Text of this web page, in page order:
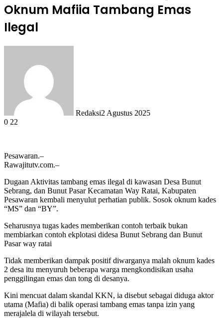
Oknum Mafiia Tambang Emas
Ilegal
Redaksi2 Agustus 2025
0 22
Pesawaran.–
Rawajitutv.com.–
Dugaan Aktivitas tambang emas ilegal di kawasan Desa Bunut
Sebrang, dan Bunut Pasar Kecamatan Way Ratai, Kabupaten
Pesawaran kembali menyulut perhatian publik. Sosok oknum kades
“MS” dan “BY”.
Seharusnya tugas kades memberikan contoh terbaik bukan
membiarkan contoh ekplotasi didesa Bunut Sebrang dan Bunut
Pasar way ratai
Tidak memberikan dampak positif diwarganya malah oknum kades
2 desa itu menyuruh beberapa warga mengkondisikan usaha
penggilingan emas dan tong di desanya.
Kini mencuat dalam skandal KKN, ia disebut sebagai diduga aktor
utama (Mafia) di balik operasi tambang emas tanpa izin yang
merajalela di wilayah tersebut.